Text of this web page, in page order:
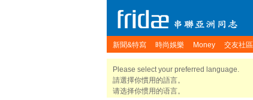
新聞&特寫 時尚娛樂 Money 交友社區
Please select your preferred language.
請選擇你慣用的語言。
请选择你惯用的语言。